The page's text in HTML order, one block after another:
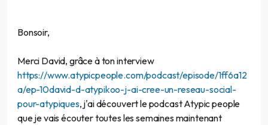
Bonsoir,
Merci David, grâce à ton interview
https://www.atypicpeople.com/podcast/episode/1ff6a12
a/ep-10david-d-atypikoo-j-ai-cree-un-reseau-social-
pour-atypiques, j'ai découvert le podcast Atypic people
que je vais écouter toutes les semaines maintenant